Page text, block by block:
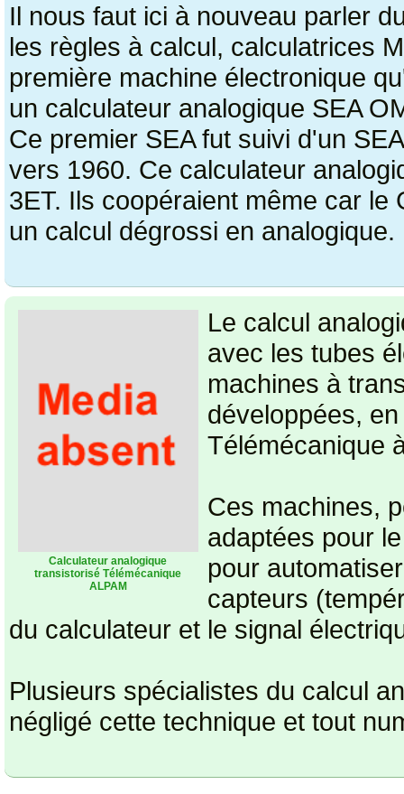
Il nous faut ici à nouveau parler
les règles à calcul, calculatrices
première machine électronique
un calculateur analogique SEA
Ce premier SEA fut suivi d'un
vers 1960. Ce calculateur
3ET. Ils coopéraient même car
un calcul dégrossi en analogique.
Calculateur analogique
transistorisé Télémécanique
ALPAM
Le calcul
avec les tubes
machines à
développées,
Télémécanique
Ces machines,
adaptées pour
pour
capteurs
du calculateur et le signal
Plusieurs spécialistes du calcul
négligé cette technique et tout